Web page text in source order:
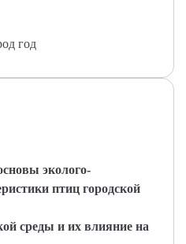
год
эколого-
птиц городской
среды и их влияние на